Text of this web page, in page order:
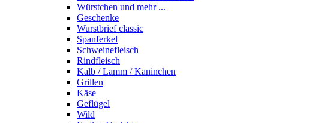
Würstchen und mehr ...
Geschenke
Wurstbrief classic
Spanferkel
Schweine­fleisch
Rindfleisch
Kalb / Lamm / Kaninchen
Grillen
Käse
Geflügel
Wild